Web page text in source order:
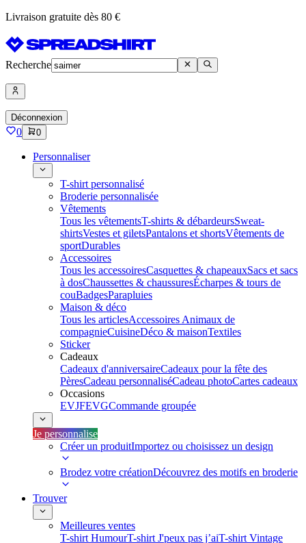
Livraison gratuite dès 80 €
Recherche
Déconnexion
0 0
Personnaliser
T-shirt personnalisé
Broderie personnalisée
Vêtements
Tous les vêtementsT-shirts & débardeursSweat-
shirtsVestes et giletsPantalons et shortsVêtements de
sportDurables
Accessoires
Tous les accessoiresCasquettes & chapeauxSacs et sacs
à dosChaussettes & chaussuresÉcharpes & tours de
couBadgesParapluies
Maison & déco
Tous les articlesAccessoires Animaux de
compagnieCuisineDéco & maisonTextiles
Sticker
Cadeaux
Cadeaux d'anniversaireCadeaux pour la fête des
PèresCadeau personnaliséCadeau photoCartes cadeaux
Occasions
EVJFEVGCommande groupée
Je personnalise
Créer un produitImportez ou choisissez un design
Brodez votre créationDécouvrez des motifs en broderie
Trouver
Meilleures ventes
T-shirt HumourT-shirt J'peux pas j’aiT-shirt Vintage